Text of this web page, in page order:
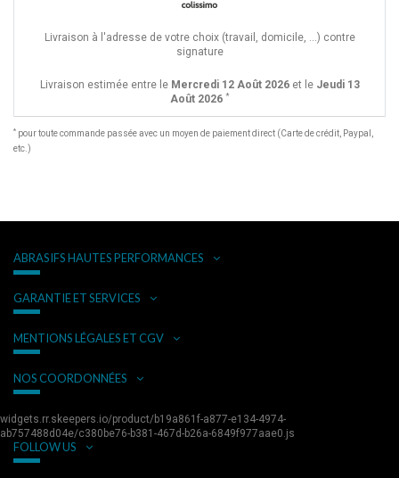
Livraison à l'adresse de votre choix (travail, domicile, ...) contre
signature
Livraison estimée entre le Mercredi 12 Août 2026et le Jeudi 13
Août 2026 *
* pour toute commande passée avec un moyen de paiement direct (Carte de crédit, Paypal,
etc.)
ABRASIFS HAUTES PERFORMANCES
GARANTIE ET SERVICES
MENTIONS LÉGALES ET CGV
NOS COORDONNÉES
widgets.rr.skeepers.io/product/b19a861f-a877-e134-4974-
ab757488d04e/c380be76-b381-467d-b26a-6849f977aae0.js
FOLLOW US